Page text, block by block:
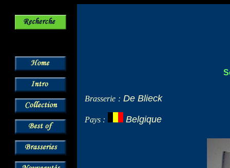
Brasserie : De Blieck
Pays : Belgique